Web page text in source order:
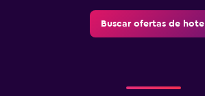
Buscar ofertas de hotel